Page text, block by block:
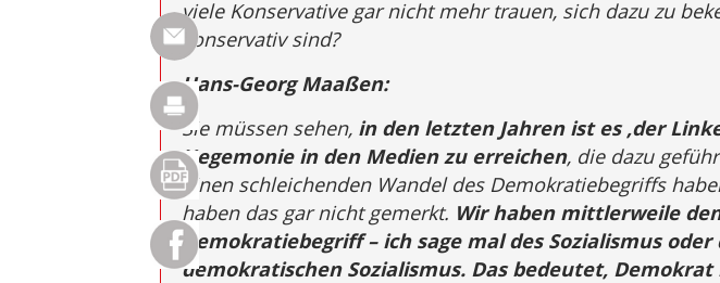
viele Konservative gar nicht mehr trauen, sich dazu zu
konservativ sind?
Hans-Georg Maaßen:
Sie müssen sehen, in den letzten Jahren ist es ‚der
Hegemonie in den Medien zu erreichen, die dazu
einen schleichenden Wandel des Demokratiebegriffs
haben das gar nicht gemerkt. Wir haben mittlerweile
Demokratiebegriff – ich sage mal des Sozialismus oder
demokratischen Sozialismus. Das bedeutet,